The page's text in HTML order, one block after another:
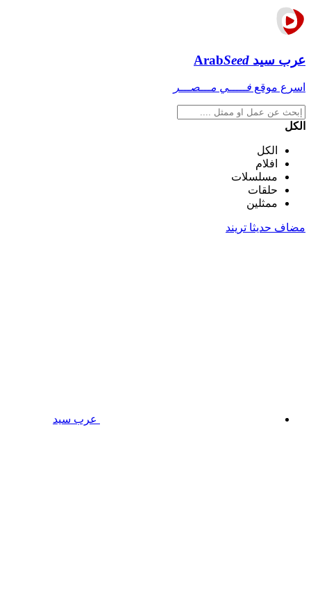
عرب سيد ArabSeed
اسرع موقع فـــــي مـــصـــر
الكل
الكل
افلام
مسلسلات
حلقات
ممثلين
مضاف حديثا تريند
عرب سيد